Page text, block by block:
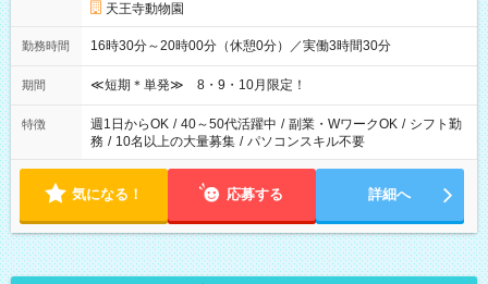
天王寺動物園
勤務時間 16時30分～20時00分（休憩0分）／実働3時間30分
期間 ≪短期＊単発≫ 8・9・10月限定！
特徴 週1日からOK / 40～50代活躍中 / 副業・WワークOK / シフト勤
務 / 10名以上の大量募集 / パソコンスキル不要
気になる！ 応募する 詳細へ